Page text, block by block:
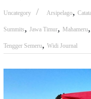
Uncategory Arsipelago,
Summits, Jawa Timur, Mahameru,
Tengger Semeru, Widi Journal